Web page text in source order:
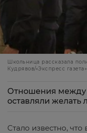
Школьница рассказала
Кудрявов/«Экспресс
Отношения
оставляли желать
Стало известно,